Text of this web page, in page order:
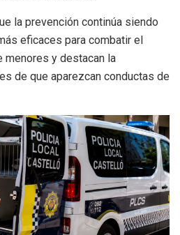
la prevención continúa siendo
eficaces para combatir el
menores y destacan la
de que aparezcan conductas de